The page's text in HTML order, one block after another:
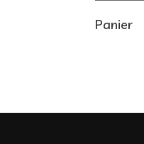
Panier